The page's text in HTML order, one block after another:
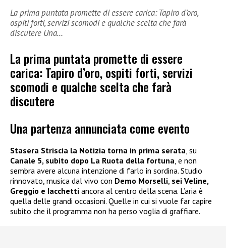
La prima puntata promette di essere carica: Tapiro d’oro,
ospiti forti, servizi scomodi e qualche scelta che farà
discutere Una…
La prima puntata promette di essere
carica: Tapiro d’oro, ospiti forti, servizi
scomodi e qualche scelta che farà
discutere
Una partenza annunciata come evento
Stasera Striscia la Notizia torna in prima serata, su
Canale 5, subito dopo La Ruota della fortuna, e non
sembra avere alcuna intenzione di farlo in sordina. Studio
rinnovato, musica dal vivo con Demo Morselli, sei Veline,
Greggio e Iacchetti ancora al centro della scena. L’aria è
quella delle grandi occasioni. Quelle in cui si vuole far capire
subito che il programma non ha perso voglia di graffiare.